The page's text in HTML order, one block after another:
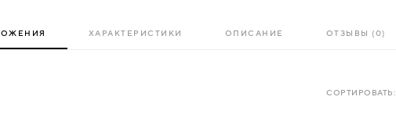
ХАРАКТЕРИСТИКИ ОПИСАНИЕ ОТЗЫВЫ (0)
СОРТИРОВАТЬ: